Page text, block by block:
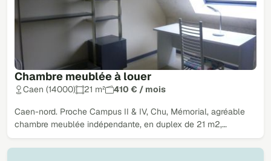
Chambre meublée à louer
Caen (14000) 21 m² 410 € / mois
Caen-nord. Proche Campus II & IV, Chu, Mémorial, agréable
chambre meublée indépendante, en duplex de 21 m2,…